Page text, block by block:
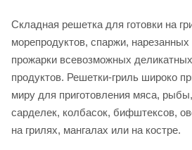
Складная решетка для готовки на
морепродуктов, спаржи,
прожарки всевозможных
продуктов. Решетки-гриль широко
миру для приготовления мяса,
сарделек, колбасок, бифштексов,
на грилях, мангалах или на костре.